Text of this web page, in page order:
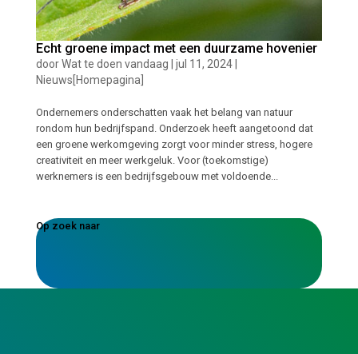
Echt groene impact met een duurzame hovenier
doorWat te doen vandaag jul 11, 2024|
Nieuws[Homepagina]
Ondernemers onderschatten vaak het belang van natuur
rondom hun bedrijfspand. Onderzoek heeft aangetoond dat
een groene werkomgeving zorgt voor minder stress, hogere
creativiteit en meer werkgeluk. Voor (toekomstige)
werknemers is een bedrijfsgebouw met voldoende...
Op zoek naar